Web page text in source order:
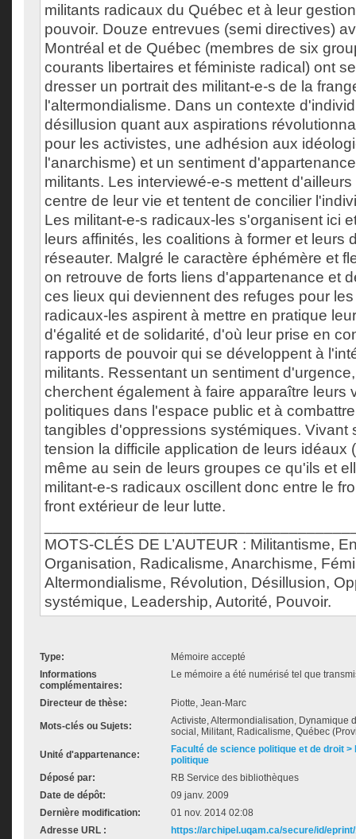
militants radicaux du Québec et à leur
pouvoir. Douze entrevues (semi directives)
Montréal et de Québec (membres de six
courants libertaires et féministe radical) ont
dresser un portrait des militant-e-s de la
l'altermondialisme. Dans un contexte
désillusion quant aux aspirations
pour les activistes, une adhésion aux
l'anarchisme) et un sentiment
militants. Les interviewé-e-s mettent
centre de leur vie et tentent de concilier
Les militant-e-s radicaux-les s'organisent ici
leurs affinités, les coalitions à former et leurs
réseauter. Malgré le caractère éphémère et
on retrouve de forts liens d'appartenance et
ces lieux qui deviennent des refuges pour
radicaux-les aspirent à mettre en pratique
d'égalité et de solidarité, d'où leur prise en
rapports de pouvoir qui se développent à
militants. Ressentant un sentiment
cherchent également à faire apparaître leurs
politiques dans l'espace public et à
tangibles d'oppressions systémiques. Vivant
tension la difficile application de leurs idéaux
même au sein de leurs groupes ce qu'ils et
militant-e-s radicaux oscillent donc entre le
front extérieur de leur lutte.
MOTS-CLÉS DE L’AUTEUR : Militantisme,
Organisation, Radicalisme, Anarchisme,
Altermondialisme, Révolution, Désillusion,
systémique, Leadership, Autorité, Pouvoir.
Type:
Mémoire accepté
Informations
complémentaires:
Le mémoire a été numérisé tel que
Directeur de thèse: Piotte, Jean-Marc
Mots-clés ou Sujets:
Activiste, Altermondialisation, Dynamique
social, Militant, Radicalisme, Québec
Unité d'appartenance:
Faculté de science politique et de droit
politique
Déposé par:
RB Service des bibliothèques
Date de dépôt:
09 janv. 2009
Dernière modification:
01 nov. 2014 02:08
Adresse URL :
https://archipel.uqam.ca/secure/id/